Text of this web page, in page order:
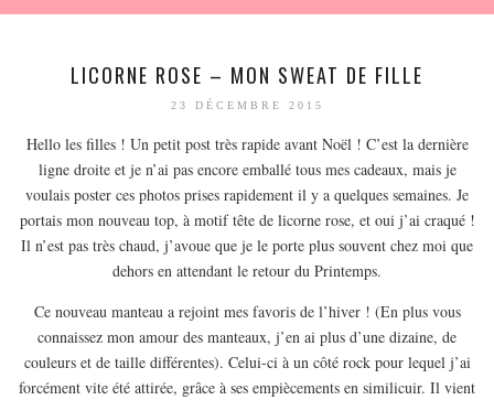
VOYAGES
SEYCHELLES
AMÉRIQUE
MEXIQUE
EUROPE
ESPAGNE
FRANCE
GRÈCE
LICORNE ROSE – MON SWEAT DE FILLE
23 DÉCEMBRE 2015
Hello les filles ! Un petit post très rapide avant Noël ! C’est la dernière
ligne droite et je n’ai pas encore emballé tous mes cadeaux, mais je
voulais poster ces photos prises rapidement il y a quelques semaines. Je
portais mon nouveau top, à motif tête de licorne rose, et oui j’ai craqué !
Il n’est pas très chaud, j’avoue que je le porte plus souvent chez moi que
dehors en attendant le retour du Printemps.
Ce nouveau manteau a rejoint mes favoris de l’hiver ! (En plus vous
connaissez mon amour des manteaux, j’en ai plus d’une dizaine, de
couleurs et de taille différentes). Celui-ci à un côté rock pour lequel j’ai
forcément vite été attirée, grâce à ses empiècements en similicuir. Il vient